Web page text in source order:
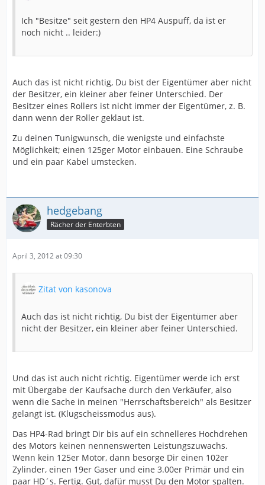
Ich "Besitze" seit gestern den HP4 Auspuff, da ist er
noch nicht .. leider:)
Auch das ist nicht richtig, Du bist der Eigentümer aber nicht
der Besitzer, ein kleiner aber feiner Unterschied. Der
Besitzer eines Rollers ist nicht immer der Eigentümer, z. B.
dann wenn der Roller geklaut ist.
Zu deinen Tunigwunsch, die wenigste und einfachste
Möglichkeit; einen 125ger Motor einbauen. Eine Schraube
und ein paar Kabel umstecken.
hedgebang
Rächer der Enterbten
April 3, 2012 at 09:30
Zitat von kasonova
Auch das ist nicht richtig, Du bist der Eigentümer aber
nicht der Besitzer, ein kleiner aber feiner Unterschied.
Und das ist auch nicht richtig. Eigentümer werde ich erst
mit Übergabe der Kaufsache durch den Verkäufer, also
wenn die Sache in meinen "Herrschaftsbereich" als Besitzer
gelangt ist. (Klugscheissmodus aus).
Das HP4-Rad bringt Dir bis auf ein schnelleres Hochdrehen
des Motors keinen nennenswerten Leistungszuwachs.
Wenn kein 125er Motor, dann besorge Dir einen 102er
Zylinder, einen 19er Gaser und eine 3.00er Primär und ein
paar HD´s. Fertig. Gut, dafür musst Du den Motor spalten.